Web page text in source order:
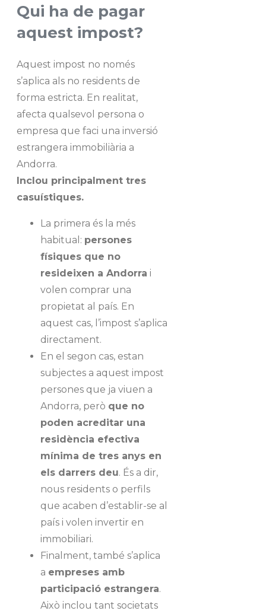
Qui ha de pagar
aquest impost?
Aquest impost no només
s’aplica als no residents de
forma estricta. En realitat,
afecta qualsevol persona o
empresa que faci una inversió
estrangera immobiliària a
Andorra.
Inclou principalment tres
casuístiques.
La primera és la més
habitual: persones
físiques que no
resideixen a Andorra i
volen comprar una
propietat al país. En
aquest cas, l’impost s’aplica
directament.
En el segon cas, estan
subjectes a aquest impost
persones que ja viuen a
Andorra, però que no
poden acreditar una
residència efectiva
mínima de tres anys en
els darrers deu. És a dir,
nous residents o perfils
que acaben d’establir-se al
país i volen invertir en
immobiliari.
Finalment, també s’aplica
a empreses amb
participació estrangera.
Això inclou tant societats